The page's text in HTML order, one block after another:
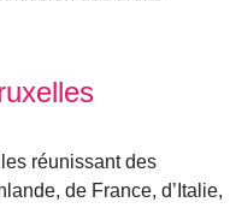
réunissant des
de France, d’Italie,